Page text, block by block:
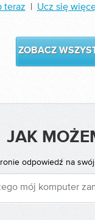
teraz | Ucz się
ZOBACZ
JAK
odpowiedź na